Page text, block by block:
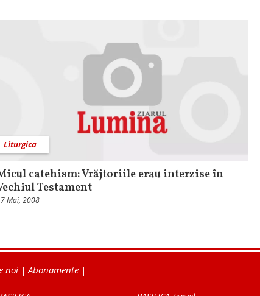
Liturgica
catehism: Vrăjtoriile erau interzise în
Testament
Mai, 2008
noi | Abonamente |